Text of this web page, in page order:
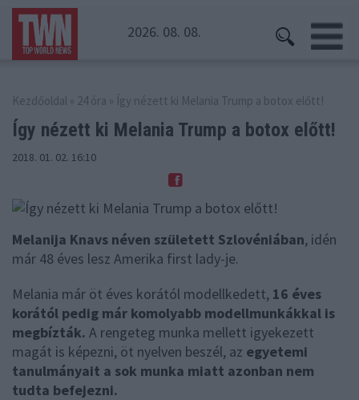
2026. 08. 08.
Kezdőoldal » 24 óra » Így nézett ki Melania Trump a botox előtt!
Így nézett ki Melania Trump a botox előtt!
2018. 01. 02. 16:10
Melanija Knavs néven született Szlovéniában, idén
már 48 éves lesz Amerika first lady-je.
Melania már öt éves korától modellkedett, 16 éves
korától pedig már komolyabb modellmunkákkal is
megbízták. A rengeteg munka mellett igyekezett
magát is képezni, öt nyelven beszél, az egyetemi
tanulmányait a sok munka miatt azonban nem
tudta befejezni.